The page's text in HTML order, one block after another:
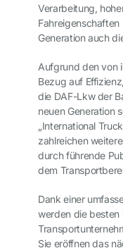
Verarbeitung,
Generation auch
Aufgrund den von
Bezug auf
die DAF-Lkw der
neuen Generation
„International
zahlreichen
durch führende
dem
Dank einer
werden die
Sie eröffnen das